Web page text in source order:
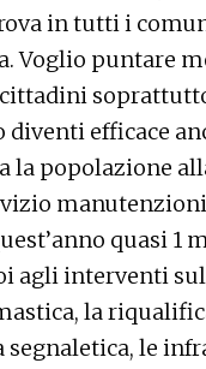
in tutti i
Voglio puntare
efficace
la popolazione
quasi 1
agli interventi
la
segnaletica, le